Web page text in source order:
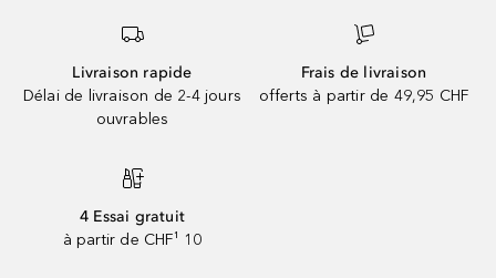
Livraison rapide
Délai de livraison de 2-4 jours
ouvrables
Frais de livraison
offerts à partir de 49,95 CHF
4 Essai gratuit
à partir de CHF¹ 10